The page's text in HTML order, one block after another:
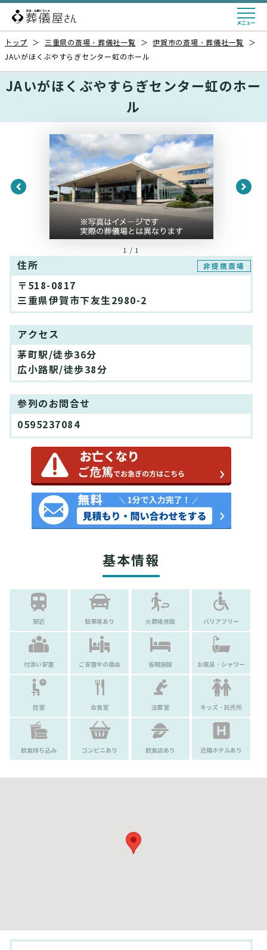
トップ ＞ 三重県の斎場・葬儀社一覧 ＞ 伊賀市の斎場・葬儀社一覧
＞
JAいがほくぶやすらぎセンター虹のホール
JAいがほくぶやすらぎセンター虹のホー
ル
1 / 1
住所 非提携斎場
〒518-0817
三重県伊賀市下友生2980-2
アクセス
茅町駅/徒歩36分
広小路駅/徒歩38分
参列のお問合せ
0595237084
基本情報
駅近 駐車場あり 火葬場併設 バリアフリー
付添い安置 ご安置中の面会 仮眠施設 お風呂・シャワー
控室 会食室 法要室 キッズ・託児所
飲食持ち込み コンビニあり 飲食店あり 近隣ホテルあり